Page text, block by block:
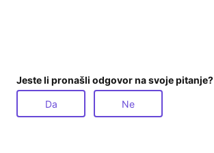
Jeste li pronašli odgovor na svoje pitanje?
Da Ne